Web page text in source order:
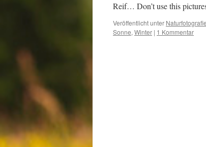
Reif… Don’t use this
Veröffentlicht unter Naturfotografie
Sonne, Winter | 1 Kommentar